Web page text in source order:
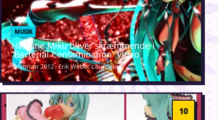
MUSIK
Hatsune Miku bliver skræmmende i
“Bacterial Contamination” video
6. februar 2012 · Erik Weber-Lauridsen